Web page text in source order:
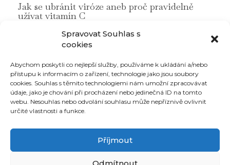
Spravovat Souhlas s
cookies
Abychom poskytli co nejlepší služby, používáme k ukládání a/nebo
přístupu k informacím o zařízení, technologie jako jsou soubory
cookies. Souhlas s těmito technologiemi nám umožní zpracovávat
údaje, jako je chování při procházení nebo jedinečná ID na tomto
webu. Nesouhlas nebo odvolání souhlasu může nepříznivě ovlivnit
určité vlastnosti a funkce.
Příjmout
Odmítnout
ž
s
Jak se ubránit viróze aneb proč pravidelně
užívat vitamín C
chudokrevnost , krása vitamin C
Můj účet
Ochrana osobních údajů
Obchodní podmínky
Doprava
Kontakty